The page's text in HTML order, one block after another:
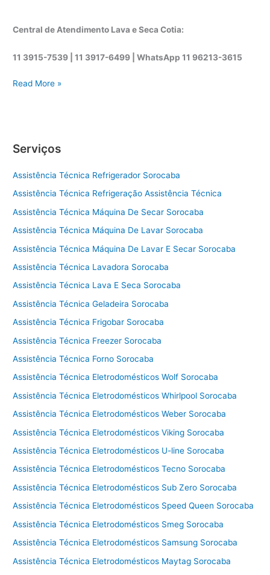
Central de Atendimento Lava e Seca Cotia:
11 3915-7539 | 11 3917-6499 |WhatsApp11 96213-3615
A
t
n
c
a
t
n
i
a
l
a
e
e
c
a
o
t
Read More »
Serviços
Assistência Técnica Refrigerador Sorocaba
Assistência Técnica Refrigeração Assistência Técnica
Assistência Técnica Máquina De Secar Sorocaba
Assistência Técnica Máquina De Lavar Sorocaba
Assistência Técnica Máquina De Lavar E Secar Sorocaba
Assistência Técnica Lavadora Sorocaba
Assistência Técnica Lava E Seca Sorocaba
Assistência Técnica Geladeira Sorocaba
Assistência Técnica Frigobar Sorocaba
Assistência Técnica Freezer Sorocaba
Assistência Técnica Forno Sorocaba
Assistência Técnica Eletrodomésticos Wolf Sorocaba
Assistência Técnica Eletrodomésticos Whirlpool Sorocaba
Assistência Técnica Eletrodomésticos Weber Sorocaba
Assistência Técnica Eletrodomésticos Viking Sorocaba
Assistência Técnica Eletrodomésticos U-line Sorocaba
Assistência Técnica Eletrodomésticos Tecno Sorocaba
Assistência Técnica Eletrodomésticos Sub Zero Sorocaba
Assistência Técnica Eletrodomésticos Speed Queen Sorocaba
Assistência Técnica Eletrodomésticos Smeg Sorocaba
Assistência Técnica Eletrodomésticos Samsung Sorocaba
Assistência Técnica Eletrodomésticos Maytag Sorocaba